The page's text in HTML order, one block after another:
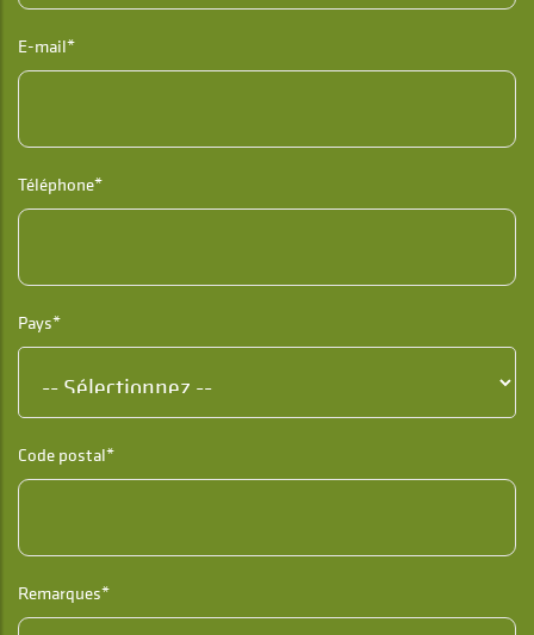
E-mail*
Téléphone*
Pays*
Code postal*
Remarques*